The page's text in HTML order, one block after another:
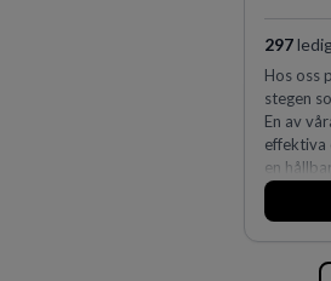
297
Hos oss
stegen
En av
effektiva
en
fler